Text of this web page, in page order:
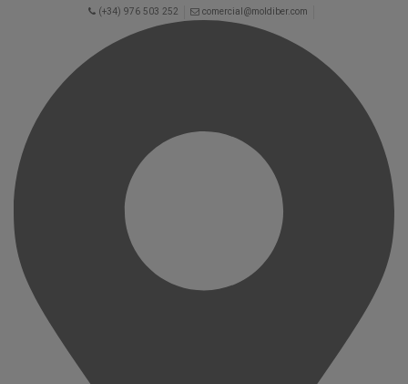
(+34) 976 503 252 comercial@moldiber.com